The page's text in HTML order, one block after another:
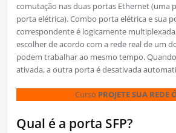
comutação nas duas portas Ethernet (uma
porta elétrica). Combo porta elétrica e sua
correspondente é logicamente
escolher de acordo com a rede real de um
podem trabalhar ao mesmo tempo.
ativada, a outra porta é desativada
Curso PROJETE SUA REDE
Qual é a porta SFP?